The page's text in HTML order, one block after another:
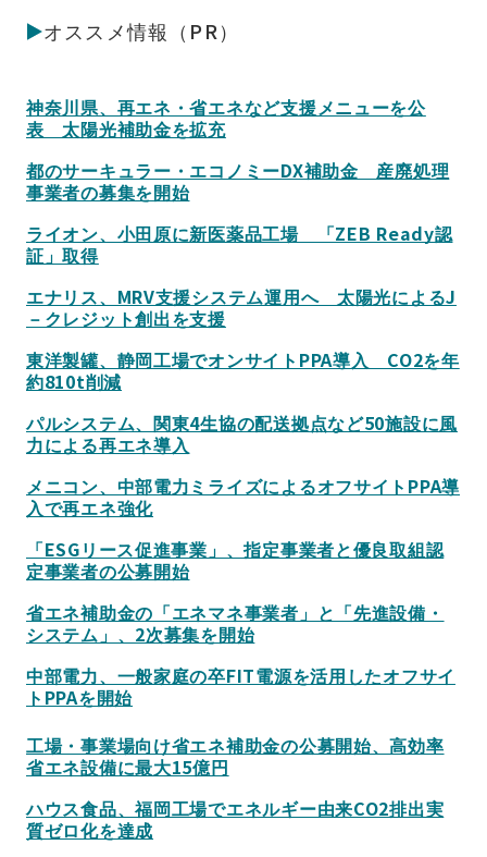
オススメ情報（PR）
神奈川県、再エネ・省エネなど支援メニューを公
表 太陽光補助金を拡充
都のサーキュラー・エコノミーDX補助金 産廃処理
事業者の募集を開始
ライオン、小田原に新医薬品工場 「ZEB Ready認
証」取得
エナリス、MRV支援システム運用へ 太陽光によるJ
－クレジット創出を支援
東洋製罐、静岡工場でオンサイトPPA導入 CO2を年
約810t削減
パルシステム、関東4生協の配送拠点など50施設に風
力による再エネ導入
メニコン、中部電力ミライズによるオフサイトPPA導
入で再エネ強化
「ESGリース促進事業」、指定事業者と優良取組認
定事業者の公募開始
省エネ補助金の「エネマネ事業者」と「先進設備・
システム」、2次募集を開始
中部電力、一般家庭の卒FIT電源を活用したオフサイ
トPPAを開始
工場・事業場向け省エネ補助金の公募開始、高効率
省エネ設備に最大15億円
ハウス食品、福岡工場でエネルギー由来CO2排出実
質ゼロ化を達成